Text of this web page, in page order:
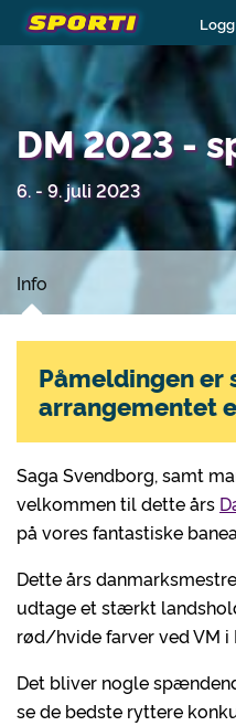
DM 2023 -
6. - 9. juli 2023
Info
Saga Svendborg, samt
velkommen til dette års
på vores fantastiske
Dette års
udtage et stærkt
rød/hvide farver ved VM
Det bliver nogle
se de bedste ryttere
Påmeldingen er
arrangementet